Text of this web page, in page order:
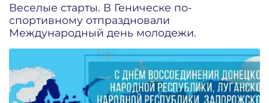
Веселые старты. В Геническе по-
спортивному отпраздновали
Международный день молодежи.